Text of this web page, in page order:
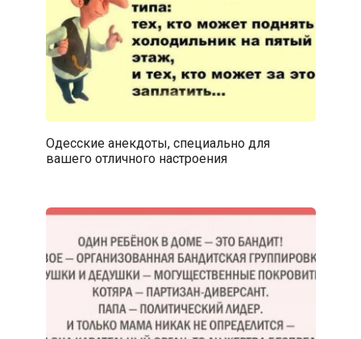
Одесские анекдоты, специально для
вашего отличного настроения